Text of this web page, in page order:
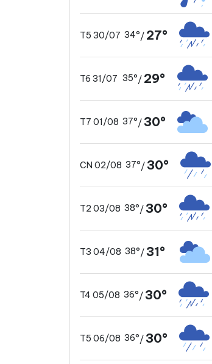
T5 30/07 34°/ 27°
T6 31/07 35°/ 29°
T7 01/08 37°/30°
CN 02/08 37°/30°
T2 03/08 38°/30°
T3 04/08 38°/31°
T4 05/08 36°/30°
T5 06/08 36°/30°